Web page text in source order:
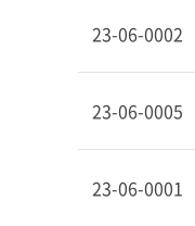
23-06-0002
23-06-0005
23-06-0001